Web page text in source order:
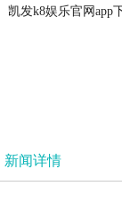
凯发k8娱乐官网app
凯发k8娱乐官网
新闻详情